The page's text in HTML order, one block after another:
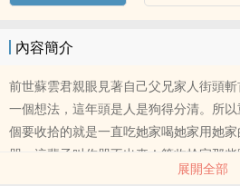
內容簡介
前世蘇雲君親眼見著自己父兄家人街頭
一個想法，這年頭是人是狗得分清。所
個要收拾的就是一直吃她家喝她家用她
哭，這輩子叫你哭不出來！等收拾完那
起，這一世除了要保衛蘇家，她還有件
展開全部